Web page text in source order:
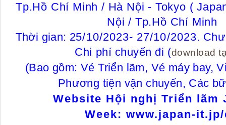
Tp.Hồ Chí Minh / Hà Nội - Tokyo (
Nội / Tp.Hồ Chí Minh
Thời gian: 25/10/2023- 27/10/2023.
Chi phí chuyến đi (download
(Bao gồm: Vé Triển lãm, Vé máy bay,
Phương tiện vận chuyển, Các
Website Hội nghị Triển lãm
Week: www.japan-